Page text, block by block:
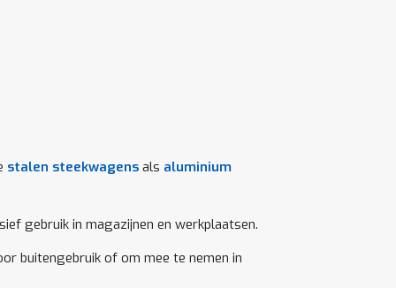
stalen steekwagens als aluminium
gebruik in magazijnen en werkplaatsen.
buitengebruik of om mee te nemen in